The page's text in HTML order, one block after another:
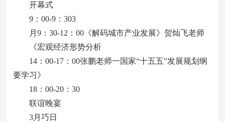
开幕式
9：00-9：303
月9：30-12：00《解码城市产业发展》贺灿飞老师
《宏观经济形势分析
14：00-17：00张鹏老师一国家“十五五”发展规划纲
要学习》
18：00-20：30
联谊晚宴
3月巧日